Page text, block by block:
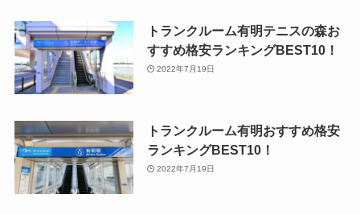
トランクルーム有明テニスの森お
すすめ格安ランキングBEST10！
2022年7月19日
トランクルーム有明おすすめ格安
ランキングBEST10！
2022年7月19日